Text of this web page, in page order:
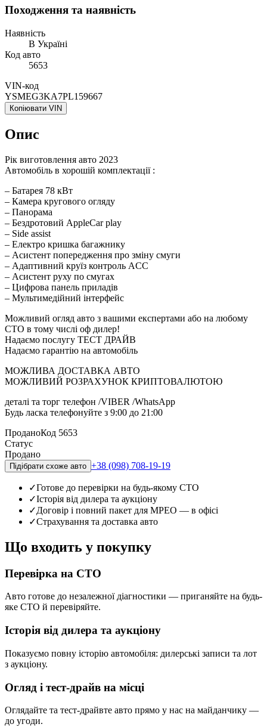
Походження та наявність
Наявність
В Україні
Код авто
5653
VIN-код
YSMEG3KA7PL159667
Копіювати VIN
Опис
Рік виготовлення авто 2023
Aвтомобіль в хорошій комплектації :
– Батарея 78 кВт
– Камера кругового огляду
– Панорама
– Бездротовий AppleCar play
– Side assist
– Електро кришка багажнику
– Асистент попередження про зміну смуги
– Адаптивний круїз контроль ACC
– Асистент руху по смугах
– Цифрова панель приладів
– Мультимедійний інтерфейс
Можливий огляд авто з вашими експертами або на любому
СТО в тому числі оф дилер!
Надаємо послугу ТЕСТ ДРАЙВ
Надаємо гарантію на автомобіль
МОЖЛИВА ДОСТАВКА АВТО
МОЖЛИВИЙ РОЗРАХУНОК КРИПТОВАЛЮТОЮ
деталі та торг телефон /VIBER /WhatsApp
Будь ласка телефонуйте з 9:00 до 21:00
ПроданоКод 5653
Статус
Продано
Підібрати схоже авто +38 (098) 708-19-19
✓Готове до перевірки на будь-якому СТО
✓Історія від дилера та аукціону
✓Договір і повний пакет для МРЕО — в офісі
✓Страхування та доставка авто
Що входить у покупку
Перевірка на СТО
Авто готове до незалежної діагностики — приганяйте на будь-
яке СТО й перевіряйте.
Історія від дилера та аукціону
Показуємо повну історію автомобіля: дилерські записи та лот
з аукціону.
Огляд і тест-драйв на місці
Оглядайте та тест-драйвте авто прямо у нас на майданчику —
до угоди.